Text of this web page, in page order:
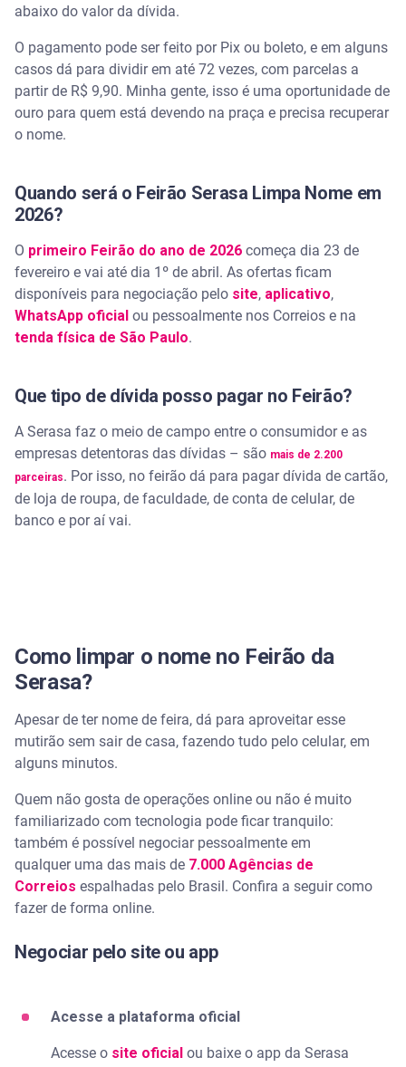
abaixo do valor da dívida.
O pagamento pode ser feito por Pix ou boleto, e em alguns
casos dá para dividir em até 72 vezes, com parcelas a
partir de R$ 9,90. Minha gente, isso é uma oportunidade de
ouro para quem está devendo na praça e precisa recuperar
o nome.
Quando será o Feirão Serasa Limpa Nome em
2026?
O primeiro Feirão do ano de 2026 começa dia 23 de
fevereiro e vai até dia 1º de abril. As ofertas ficam
disponíveis para negociação pelo site, aplicativo,
WhatsApp oficial ou pessoalmente nos Correios e na
tenda física de São Paulo.
Que tipo de dívida posso pagar no Feirão?
A Serasa faz o meio de campo entre o consumidor e as
empresas detentoras das dívidas – são mais de 2.200
parceiras. Por isso, no feirão dá para pagar dívida de cartão,
de loja de roupa, de faculdade, de conta de celular, de
banco e por aí vai.
Como limpar o nome no Feirão da
Serasa?
Apesar de ter nome de feira, dá para aproveitar esse
mutirão sem sair de casa, fazendo tudo pelo celular, em
alguns minutos.
Quem não gosta de operações online ou não é muito
familiarizado com tecnologia pode ficar tranquilo:
também é possível negociar pessoalmente em
qualquer uma das mais de 7.000 Agências de
Correios espalhadas pelo Brasil. Confira a seguir como
fazer de forma online.
Negociar pelo site ou app
Acesse a plataforma oficial
Acesse o site oficial ou baixe o app da Serasa